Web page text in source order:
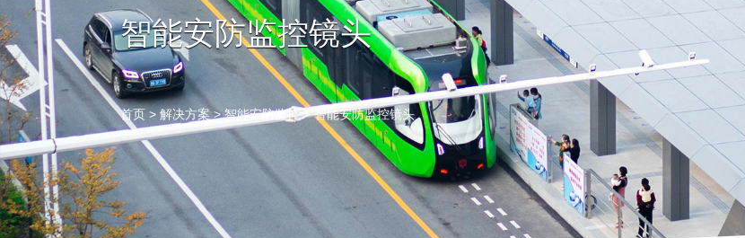
智能安防监控镜头
首页 >解决方案>智能安防监控> 智能安防监控镜头